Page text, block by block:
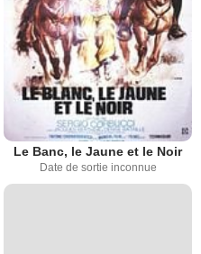
Le Banc, le Jaune et le Noir
Date de sortie inconnue